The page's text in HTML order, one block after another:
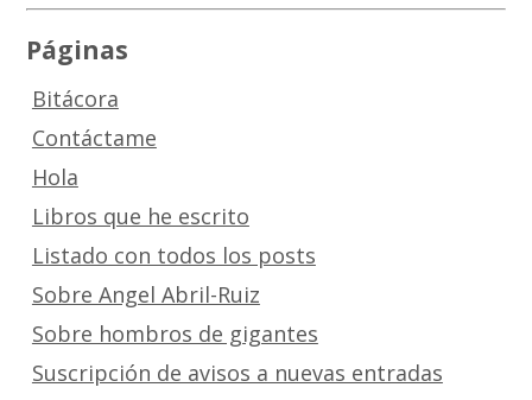
Páginas
Bitácora
Contáctame
Hola
Libros que he escrito
Listado con todos los posts
Sobre Angel Abril-Ruiz
Sobre hombros de gigantes
Suscripción de avisos a nuevas entradas